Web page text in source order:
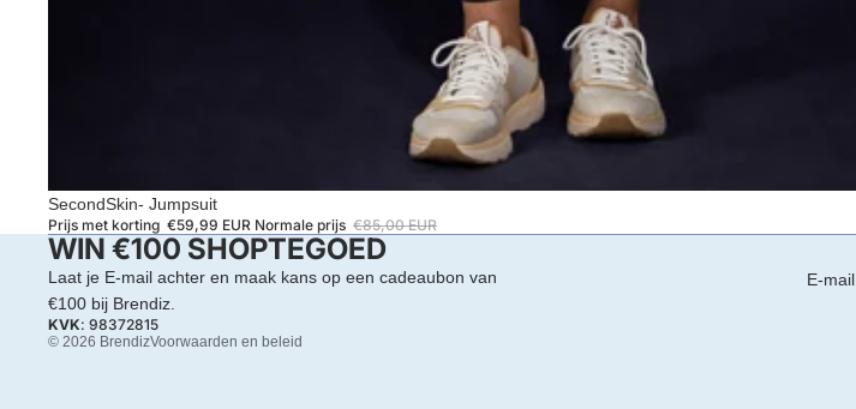
SecondSkin- Jumpsuit
Prijs met korting €59,99 EUR Normale prijs €85,00 EUR
WIN €100 SHOPTEGOED
Laat je E-mail achter en maak kans op een cadeaubon van
€100 bij Brendiz.
KVK: 98372815
E-mail
© 2026 BrendizVoorwaarden en beleid
Algemene voorwaarden
Verzendbeleid
Contactgegevens